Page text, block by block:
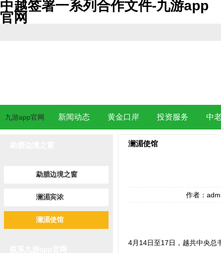
中越签署一系列合作文件-九游app
官网
九游app官网 新闻动态 黄金口岸 投资服务 中
勐腊边境之窗
澜湄宾浓
澜湄使馆
澜湄使馆
作者：
4月14日至17日，越共中央总